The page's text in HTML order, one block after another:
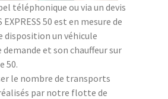
téléphonique ou via un devis
EXPRESS 50 est en mesure de
disposition un véhicule
et son chauffeur sur
50.
le nombre de transports
par notre flotte de